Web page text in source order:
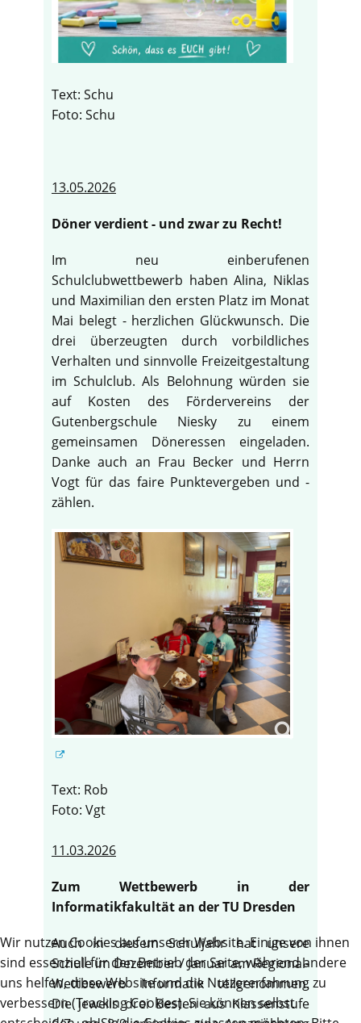
Text: Schu
Foto: Schu
13.05.2026
Döner verdient - und zwar zu Recht!
Im neu einberufenen
Schulclubwettbewerb haben Alina, Niklas
und Maximilian den ersten Platz im Monat
Mai belegt - herzlichen Glückwunsch. Die
drei überzeugten durch vorbildliches
Verhalten und sinnvolle Freizeitgestaltung
im Schulclub. Als Belohnung würden sie
auf Kosten des Fördervereins der
Gutenbergschule Niesky zu einem
gemeinsamen Döneressen eingeladen.
Danke auch an Frau Becker und Herrn
Vogt für das faire Punktevergeben und -
zählen.
Text: Rob
Foto: Vgt
11.03.2026
Zum Wettbewerb in der
Informatikfakultät an der TU Dresden
Auch in diesem Schuljahr hat unsere
Schule im Dezember / Januar am Regional-
Wettbewerb Informatik teilgenommen.
Die jeweils drei Besten aus Klassenstufe
Wir nutzen Cookies auf unserer Website. Einige von ihnen
sind essenziell für den Betrieb der Seite, während andere
uns helfen, diese Website und die Nutzererfahrung zu
verbessern (Tracking Cookies). Sie können selbst